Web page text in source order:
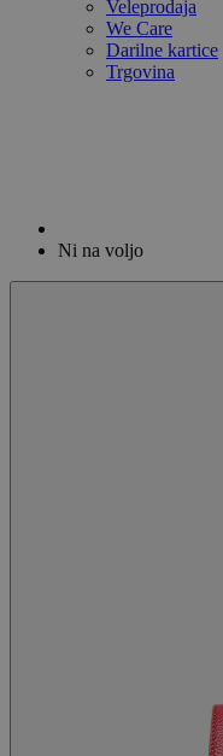
Veleprodaja
We Care
Darilne kartice
Trgovina
Ni na voljo